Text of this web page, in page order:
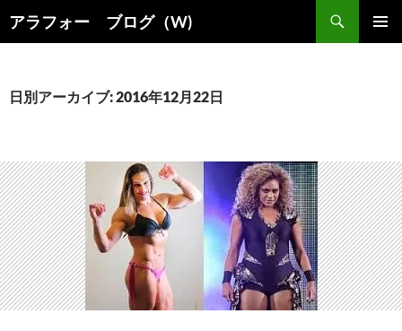
ン
ツ
キ
ッ
プ
アラフォー ブログ（W)
索
日別アーカイブ: 2016年12月22日